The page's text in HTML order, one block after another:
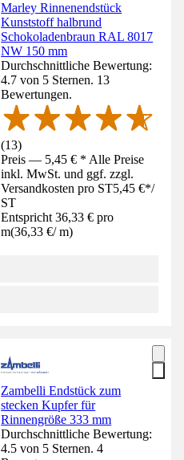
Marley Rinnenendstück
Kunststoff halbrund
Schokoladenbraun RAL 8017
NW 150 mm
Durchschnittliche Bewertung:
4.7 von 5 Sternen. 13
Bewertungen.
(13)
Preis — 5,45 € * Alle Preise
inkl. MwSt. und ggf. zzgl.
Versandkosten pro ST5,45 €*/
ST
Entspricht 36,33 € pro
m(36,33 €/ m)
Zambelli Endstück zum
stecken Kupfer für
Rinnengröße 333 mm
Durchschnittliche Bewertung:
4.5 von 5 Sternen. 4